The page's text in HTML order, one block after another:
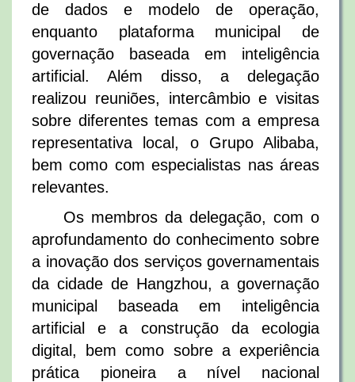
de dados e modelo de operação,
enquanto plataforma municipal de
governação baseada em inteligência
artificial. Além disso, a delegação
realizou reuniões, intercâmbio e visitas
sobre diferentes temas com a empresa
representativa local, o Grupo Alibaba,
bem como com especialistas nas áreas
relevantes.
Os membros da delegação, com o
aprofundamento do conhecimento sobre
a inovação dos serviços governamentais
da cidade de Hangzhou, a governação
municipal baseada em inteligência
artificial e a construção da ecologia
digital, bem como sobre a experiência
prática pioneira a nível nacional